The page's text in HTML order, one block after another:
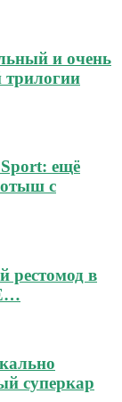
и очень
трилогии
ещё
с
рестомод в
суперкар